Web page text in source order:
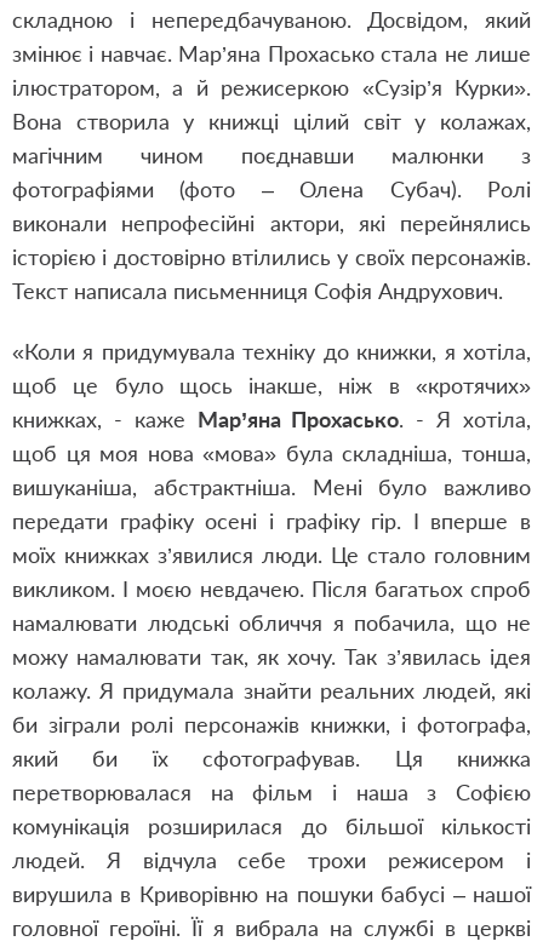
складною і непередбачуваною. Досвідом, який
змінює і навчає. Мар’яна Прохасько стала не лише
ілюстратором, а й режисеркою «Сузір’я Курки».
Вона створила у книжці цілий світ у колажах,
магічним чином поєднавши малюнки з
фотографіями (фото – Олена Субач). Ролі
виконали непрофесійні актори, які перейнялись
історією і достовірно втілились у своїх персонажів.
Текст написала письменниця Софія Андрухович.
«Коли я придумувала техніку до книжки, я хотіла,
щоб це було щось інакше, ніж в «кротячих»
книжках, - каже Мар’яна Прохасько. - Я хотіла,
щоб ця моя нова «мова» була складніша, тонша,
вишуканіша, абстрактніша. Мені було важливо
передати графіку осені і графіку гір. І вперше в
моїх книжках з’явилися люди. Це стало головним
викликом. І моєю невдачею. Після багатьох спроб
намалювати людські обличчя я побачила, що не
можу намалювати так, як хочу. Так з’явилась ідея
колажу. Я придумала знайти реальних людей, які
би зіграли ролі персонажів книжки, і фотографа,
який би їх сфотографував. Ця книжка
перетворювалася на фільм і наша з Софією
комунікація розширилася до більшої кількості
людей. Я відчула себе трохи режисером і
вирушила в Криворівню на пошуки бабусі – нашої
головної героїні. Її я вибрала на службі в церкві